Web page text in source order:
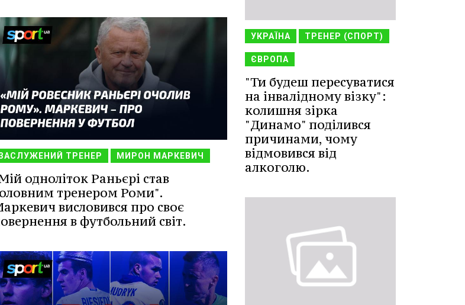
ТРЕНЕР МИРОН МАРКЕВИЧ
одноліток Раньєрі став
тренером Роми".
висловився про своє
в футбольний світ.
УКРАЇНА ТРЕНЕР (СПОРТ)
ЄВРОПА
"Ти будеш пересуватися
на інвалідному візку":
колишня зірка
"Динамо" поділився
причинами, чому
відмовився від
алкоголю.